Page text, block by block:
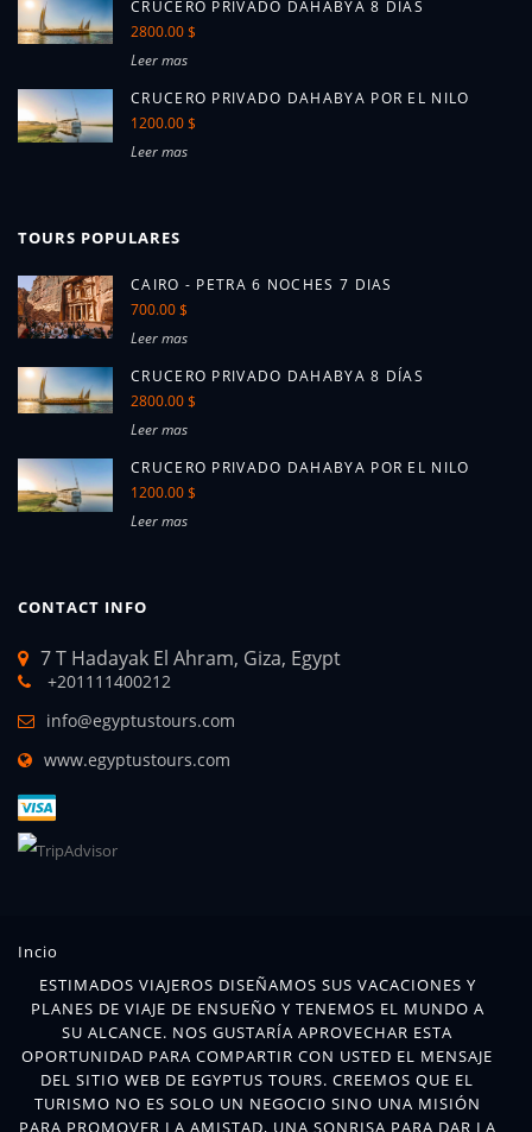
CRUCERO PRIVADO DAHABYA 8 DÍAS
2800.00 $
Leer mas
CRUCERO PRIVADO DAHABYA POR EL NILO
1200.00 $
Leer mas
TOURS POPULARES
CAIRO - PETRA 6 NOCHES 7 DIAS
700.00 $
Leer mas
CRUCERO PRIVADO DAHABYA 8 DÍAS
2800.00 $
Leer mas
CRUCERO PRIVADO DAHABYA POR EL NILO
1200.00 $
Leer mas
CONTACT INFO
7 T Hadayak El Ahram, Giza, Egypt
+201111400212
info@egyptustours.com
www.egyptustours.com
Incio
ESTIMADOS VIAJEROS DISEÑAMOS SUS VACACIONES Y
PLANES DE VIAJE DE ENSUEÑO Y TENEMOS EL MUNDO A
SU ALCANCE. NOS GUSTARÍA APROVECHAR ESTA
OPORTUNIDAD PARA COMPARTIR CON USTED EL MENSAJE
DEL SITIO WEB DE EGYPTUS TOURS. CREEMOS QUE EL
TURISMO NO ES SOLO UN NEGOCIO SINO UNA MISIÓN
PARA PROMOVER LA AMISTAD, UNA SONRISA PARA DAR LA